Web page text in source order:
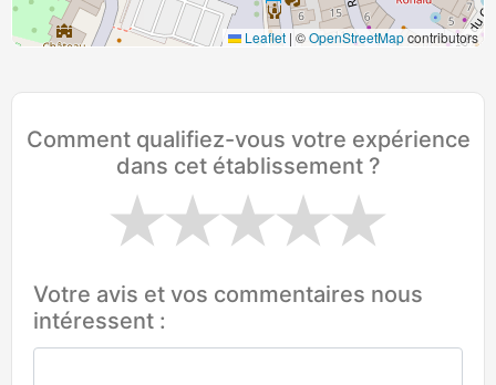
Leaflet | ©OpenStreetMapcontributors
Comment qualifiez-vous votre expérience
dans cet établissement ?
Votre avis et vos commentaires nous
intéressent :